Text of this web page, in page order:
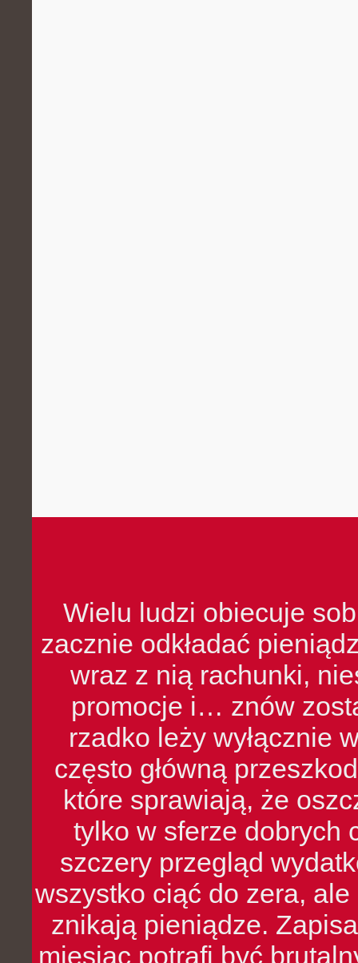
Wielu ludzi obiecuje
zacznie odkładać
wraz z nią rachunki,
promocje i… znów
rzadko leży wyłącznie
często główną
które sprawiają, że
tylko w sferze dobrych
szczery przegląd
wszystko ciąć do zera,
znikają pieniądze.
miesiąc potrafi być